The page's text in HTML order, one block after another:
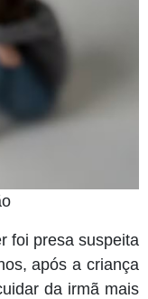
foi presa suspeita
após a criança
da irmã mais